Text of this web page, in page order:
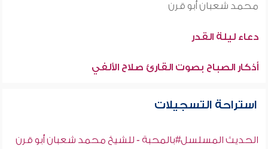
محمد شعبان أبو قرن
دعاء ليلة القدر
أذكار الصباح بصوت القارئ صلاح الألفي
استراحة التسجيلات
الحديث المسلسل#بالمحبة - للشيخ محمد شعبان أبو قرن